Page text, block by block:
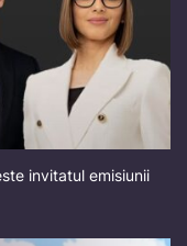
invitatul emisiunii